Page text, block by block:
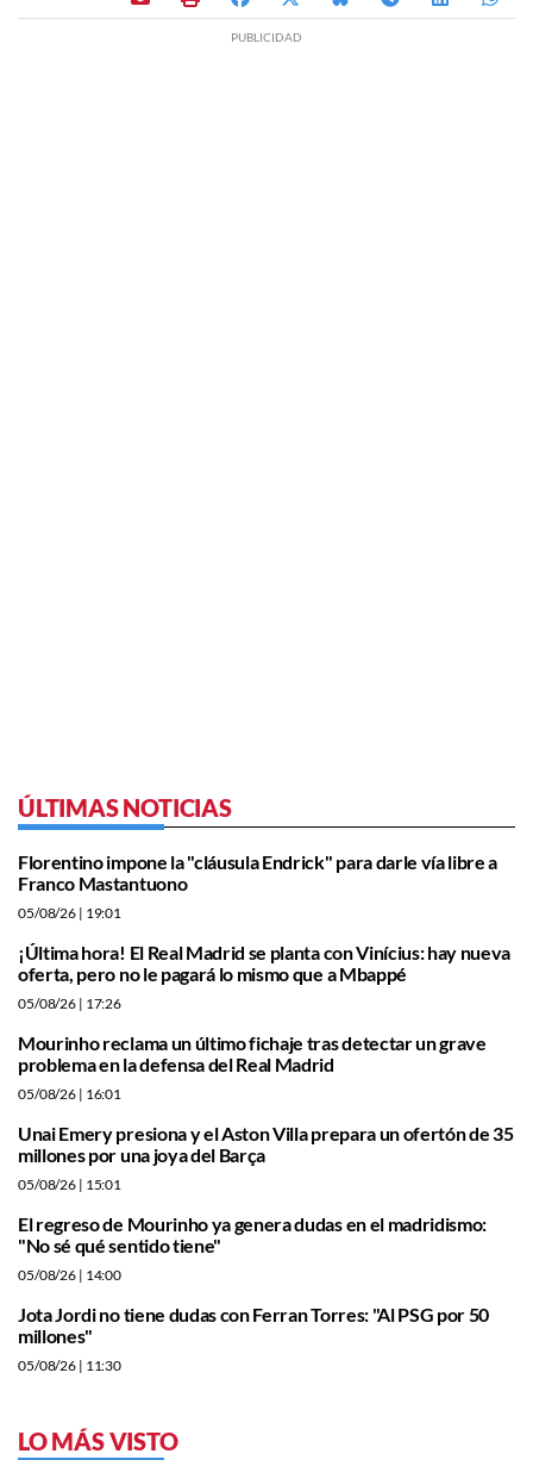
ÚLTIMAS NOTICIAS
Florentino impone la "cláusula Endrick" para darle vía libre a
Franco Mastantuono
05/08/26 | 19:01
¡Última hora! El Real Madrid se planta con Vinícius: hay nueva
oferta, pero no le pagará lo mismo que a Mbappé
05/08/26 | 17:26
Mourinho reclama un último fichaje tras detectar un grave
problema en la defensa del Real Madrid
05/08/26 | 16:01
Unai Emery presiona y el Aston Villa prepara un ofertón de 35
millones por una joya del Barça
05/08/26 | 15:01
El regreso de Mourinho ya genera dudas en el madridismo:
"No sé qué sentido tiene"
05/08/26 | 14:00
Jota Jordi no tiene dudas con Ferran Torres: "Al PSG por 50
millones"
05/08/26 | 11:30
LO MÁS VISTO